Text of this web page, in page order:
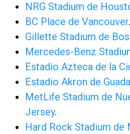
NRG Stadium de
BC Place de Vancouver.
Gillette Stadium de
Mercedes-Benz
Estadio Azteca de la
Estadio Akron de
MetLife Stadium de
Jersey.
Hard Rock Stadium de